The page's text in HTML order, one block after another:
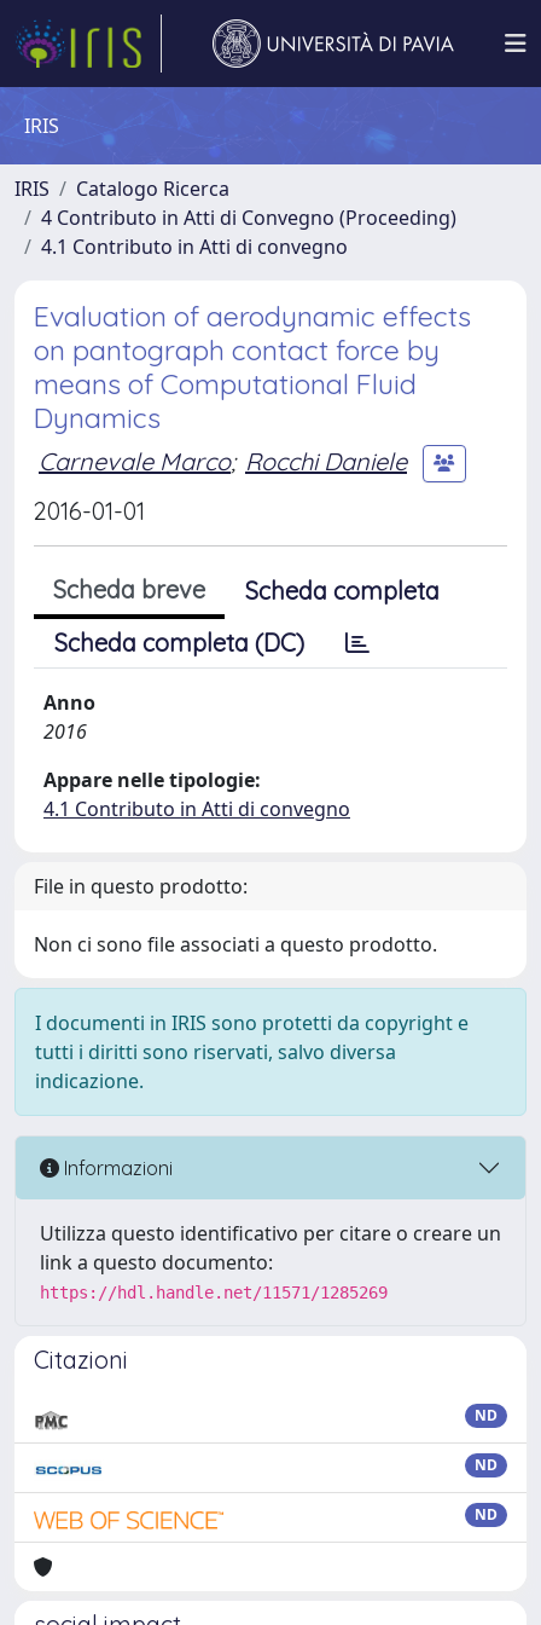
IRIS
IRIS
Catalogo Ricerca
4 Contributo in Atti di Convegno (Proceeding)
4.1 Contributo in Atti di convegno
Evaluation of aerodynamic effects
on pantograph contact force by
means of Computational Fluid
Dynamics
Carnevale Marco; Rocchi Daniele
2016-01-01
Scheda breve
Scheda completa
Scheda completa (DC)
Anno
2016
Appare nelle tipologie:
4.1 Contributo in Atti di convegno
File in questo prodotto:
Non ci sono file associati a questo prodotto.
I documenti in IRIS sono protetti da copyright e
tutti i diritti sono riservati, salvo diversa
indicazione.
Informazioni
Utilizza questo identificativo per citare o creare un
link a questo documento:
https://hdl.handle.net/11571/1285269
Citazioni
ND
ND
ND